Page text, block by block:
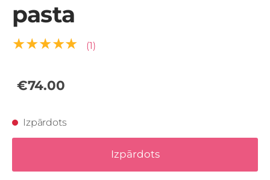
pasta
★★★★★ (1)
€74.00
Izpārdots
Izpārdots